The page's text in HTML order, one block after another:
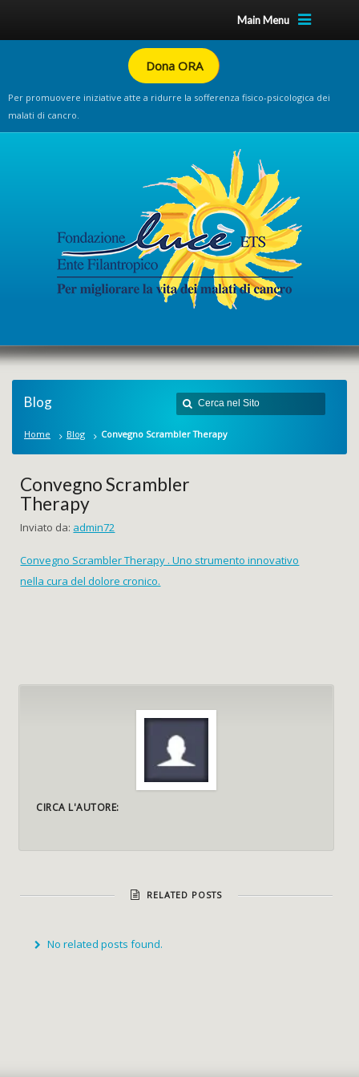
Main Menu
Dona ORA
Per promuovere iniziative atte a ridurre la sofferenza fisico-psicologica dei
malati di cancro.
Blog
Home Blog Convegno Scrambler Therapy
Convegno Scrambler
Therapy
Inviato da: admin72
Convegno Scrambler Therapy . Uno strumento innovativo
nella cura del dolore cronico.
CIRCA L'AUTORE:
RELATED POSTS
No related posts found.